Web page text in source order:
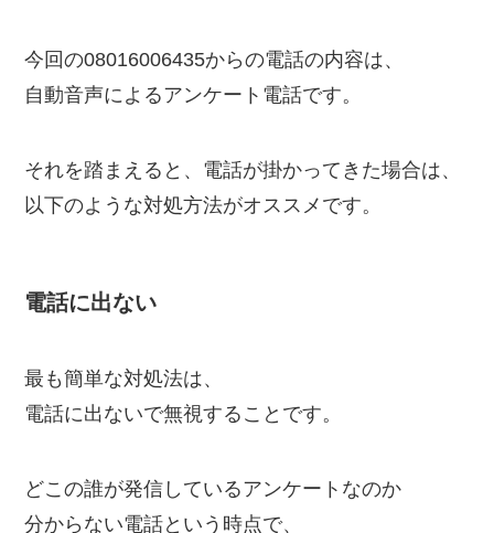
今回の08016006435からの電話の内容は、
自動音声によるアンケート電話です。
それを踏まえると、電話が掛かってきた場合は、
以下のような対処方法がオススメです。
電話に出ない
最も簡単な対処法は、
電話に出ないで無視することです。
どこの誰が発信しているアンケートなのか
分からない電話という時点で、